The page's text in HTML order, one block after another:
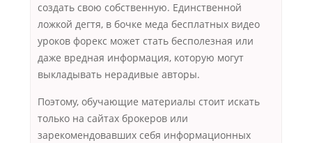
создать свою собственную. Единственной
ложкой дегтя, в бочке меда бесплатных видео
уроков форекс может стать бесполезная или
даже вредная информация, которую могут
выкладывать нерадивые авторы.
Поэтому, обучающие материалы стоит искать
только на сайтах брокеров или
зарекомендовавших себя информационных